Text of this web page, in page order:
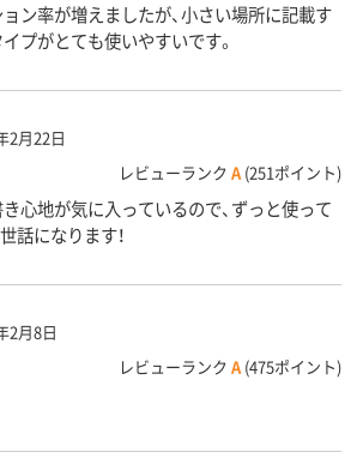
ン率が増えましたが、小さい場所に記載す
プがとても使いやすいです。
2月22日
レビューランク A (251ポイント)
心地が気に入っているので、ずっと使って
話になります！
2月8日
レビューランク A (475ポイント)